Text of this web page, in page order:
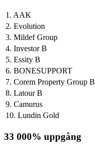
1. AAK
2. Evolution
3. Mildef Group
4. Investor B
5. Essity B
6. BONESUPPORT
7. Corem Property Group B
8. Latour B
9. Camurus
10. Lundin Gold
33 000% uppgång